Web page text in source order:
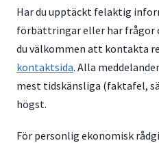
Har du upptäckt felaktig
förbättringar eller har frågor
du välkommen att kontakta
kontaktsida. Alla
mest tidskänsliga (faktafel,
högst.
För personlig ekonomisk